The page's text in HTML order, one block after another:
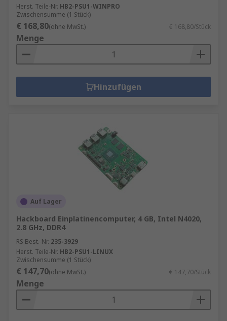
Herst. Teile-Nr. HB2-PSU1-WINPRO
Zwischensumme (1 Stück)
€ 168,80(ohne MwSt.) € 168,80/Stück
Menge
Hinzufügen
Auf Lager
Hackboard Einplatinencomputer, 4 GB, Intel N4020,
2.8 GHz, DDR4
RS Best.-Nr. 235-3929
Herst. Teile-Nr. HB2-PSU1-LINUX
Zwischensumme (1 Stück)
€ 147,70(ohne MwSt.) € 147,70/Stück
Menge